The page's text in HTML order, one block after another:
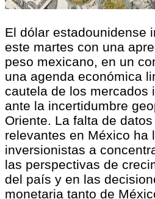
El dólar estadounidense
este martes con una
peso mexicano, en un
una agenda económica
cautela de los mercados
ante la incertidumbre
Oriente. La falta de
relevantes en México ha
inversionistas a
las perspectivas de
del país y en las
monetaria tanto de